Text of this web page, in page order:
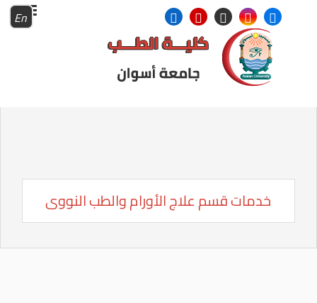
En
خدمات قسم علاج الأورام والطب النووى